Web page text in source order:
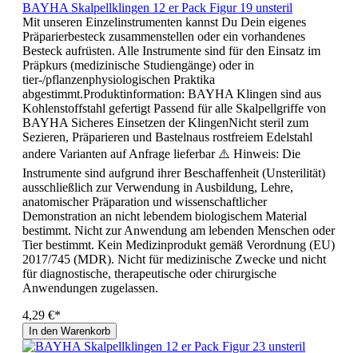
BAYHA Skalpellklingen 12 er Pack Figur 19 unsteril
Mit unseren Einzelinstrumenten kannst Du Dein eigenes
Präparierbesteck zusammenstellen oder ein vorhandenes
Besteck aufrüsten. Alle Instrumente sind für den Einsatz im
Präpkurs (medizinische Studiengänge) oder in
tier-/pflanzenphysiologischen Praktika
abgestimmt.Produktinformation: BAYHA Klingen sind aus
Kohlenstoffstahl gefertigt Passend für alle Skalpellgriffe von
BAYHA Sicheres Einsetzen der KlingenNicht steril zum
Sezieren, Präparieren und Bastelnaus rostfreiem Edelstahl
andere Varianten auf Anfrage lieferbar ⚠️ Hinweis: Die
Instrumente sind aufgrund ihrer Beschaffenheit (Unsterilität)
ausschließlich zur Verwendung in Ausbildung, Lehre,
anatomischer Präparation und wissenschaftlicher
Demonstration an nicht lebendem biologischem Material
bestimmt. Nicht zur Anwendung am lebenden Menschen oder
Tier bestimmt. Kein Medizinprodukt gemäß Verordnung (EU)
2017/745 (MDR). Nicht für medizinische Zwecke und nicht
für diagnostische, therapeutische oder chirurgische
Anwendungen zugelassen.
4,29 €*
In den Warenkorb